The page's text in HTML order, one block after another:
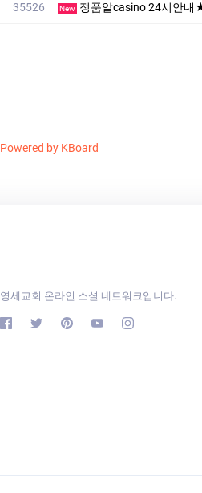
35526 New 정품알casino 24시안
Powered by KBoard
영세교회 온라인 소셜 네트워크입니다.